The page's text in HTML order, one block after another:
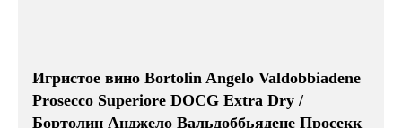
Игристое вино Bortolin Angelo Valdobbiadene
Prosecco Superiore DOCG Extra Dry /
Бортолин Анджело Вальдоббьядене Просекк